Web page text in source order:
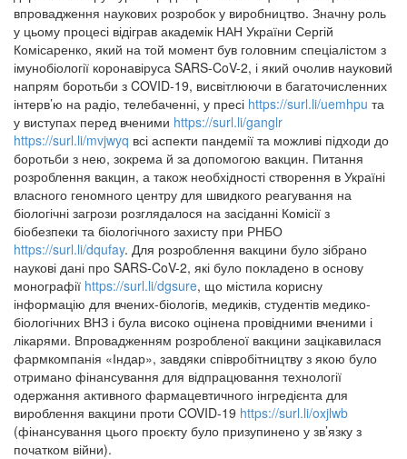
впровадження наукових розробок у виробництво. Значну роль
у цьому процесі відіграв академік НАН України Сергій
Комісаренко, який на той момент був головним спеціалістом з
імунобіології коронавіруса SARS-CoV-2, і який очолив науковий
напрям боротьби з COVID-19, висвітлюючи в багаточисленних
інтерв’ю на радіо, телебаченні, у пресі https://surl.li/uemhpu та
у виступах перед вченими https://surl.li/ganglr
https://surl.li/mvjwyq всі аспекти пандемії та можливі підходи до
боротьби з нею, зокрема й за допомогою вакцин. Питання
розроблення вакцин, а також необхідності створення в Україні
власного геномного центру для швидкого реагування на
біологічні загрози розглядалося на засіданні Комісії з
біобезпеки та біологічного захисту при РНБО
https://surl.li/dqufay. Для розроблення вакцини було зібрано
наукові дані про SARS-CoV-2, які було покладено в основу
монографії https://surl.li/dgsure, що містила корисну
інформацію для вчених-біологів, медиків, студентів медико-
біологічних ВНЗ і була високо оцінена провідними вченими і
лікарями. Впровадженням розробленої вакцини зацікавилася
фармкомпанія «Індар», завдяки співробітництву з якою було
отримано фінансування для відпрацювання технології
одержання активного фармацевтичного інгредієнта для
вироблення вакцини проти COVID-19 https://surl.li/oxjlwb
(фінансування цього проєкту було призупинено у зв’язку з
початком війни).